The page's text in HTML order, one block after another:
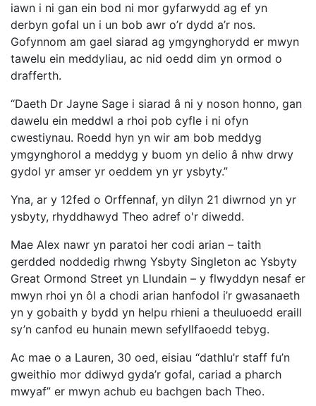
iawn i ni gan ein bod ni mor gyfarwydd ag ef yn
derbyn gofal un i un bob awr o’r dydd a’r nos.
Gofynnom am gael siarad ag ymgynghorydd er mwyn
tawelu ein meddyliau, ac nid oedd dim yn ormod o
drafferth.
“Daeth Dr Jayne Sage i siarad â ni y noson honno, gan
dawelu ein meddwl a rhoi pob cyfle i ni ofyn
cwestiynau. Roedd hyn yn wir am bob meddyg
ymgynghorol a meddyg y buom yn delio â nhw drwy
gydol yr amser yr oeddem yn yr ysbyty.”
Yna, ar y 12fed o Orffennaf, yn dilyn 21 diwrnod yn yr
ysbyty, rhyddhawyd Theo adref o'r diwedd.
Mae Alex nawr yn paratoi her codi arian – taith
gerdded noddedig rhwng Ysbyty Singleton ac Ysbyty
Great Ormond Street yn Llundain – y flwyddyn nesaf er
mwyn rhoi yn ôl a chodi arian hanfodol i’r gwasanaeth
yn y gobaith y bydd yn helpu rhieni a theuluoedd eraill
sy’n canfod eu hunain mewn sefyllfaoedd tebyg.
Ac mae o a Lauren, 30 oed, eisiau “dathlu’r staff fu’n
gweithio mor ddiwyd gyda’r gofal, cariad a pharch
mwyaf” er mwyn achub eu bachgen bach Theo.